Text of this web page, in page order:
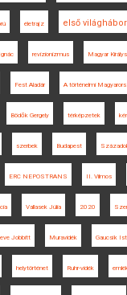
életrajz első
revizionizmus Magyar
Fest Aladár A történelmi
Bödők Gergely térképzetek
szerbek Budapest
ERC NEPOSTRANS II. Vilmos
Vallasek Júlia 2020
Jobbitt Muravidék Gaucsík
helytörténet Ruhr-vidék